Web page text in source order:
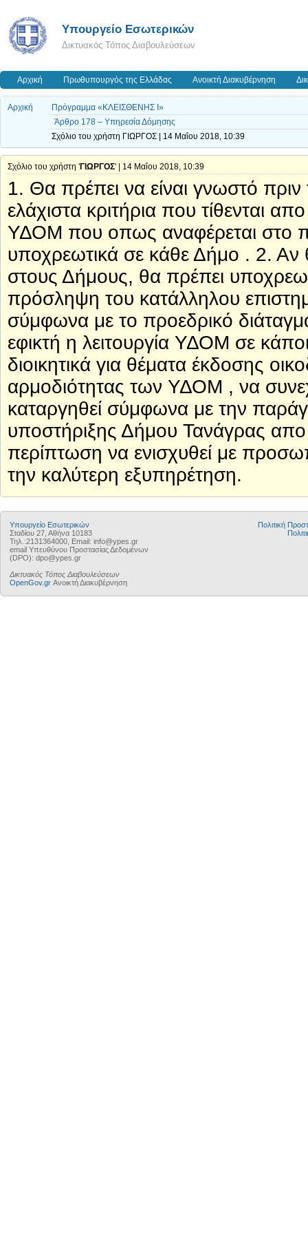
Υπουργείο Εσωτερικών
Δικτυακός Τόπος Διαβουλεύσεων
Αρχική Πρωθυπουργός της Ελλάδας Ανοικτή Διακυβέρνηση
Αρχική
Πρόγραμμα «ΚΛΕΙΣΘΕΝΗΣ Ι»
Άρθρο 178 – Υπηρεσία Δόμησης
Σχόλιο του χρήστη ΓΙΩΡΓΟΣ | 14 Μαΐου 2018, 10:39
Σχόλιο του χρήστη 'ΓΙΩΡΓΟΣ' | 14 Μαΐου 2018, 10:39
1. Θα πρέπει να είναι γνωστό πριν
ελάχιστα κριτήρια που τίθενται
ΥΔΟΜ που οπως αναφέρεται στο
υποχρεωτικά σε κάθε Δήμο . 2.
στους Δήμους, θα πρέπει
πρόσληψη του κατάλληλου
σύμφωνα με το προεδρικό
εφικτή η λειτουργία ΥΔΟΜ σε
διοικητικά για θέματα έκδοσης
αρμοδιότητας των ΥΔΟΜ , να
καταργηθεί σύμφωνα με την
υποστήριξης Δήμου Τανάγρας
περίπτωση να ενισχυθεί με
την καλύτερη εξυπηρέτηση.
Υπουργείο Εσωτερικών
Σταδίου 27, Αθήνα 10183
Τηλ.:2131364000, Email: info@ypes.gr
email Υπευθύνου Προστασίας Δεδομένων
(DPO): dpo@ypes.gr
Δικτυακός Τόπος Διαβουλεύσεων
OpenGov.gr Ανοικτή Διακυβέρνηση
Πολιτική